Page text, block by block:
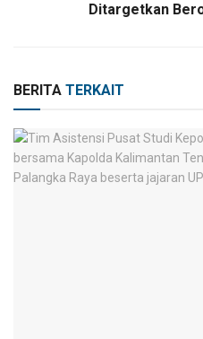
Ditargetkan
BERITA TERKAIT